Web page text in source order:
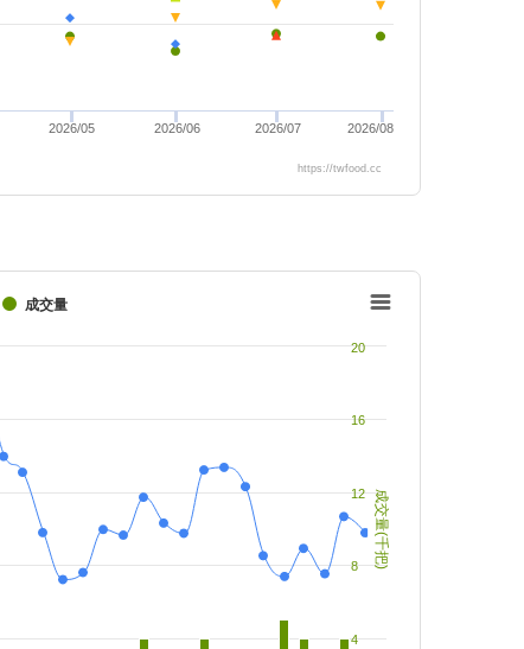
2026/05 2026/06 2026/07 2026/08
https://twfood.cc
成交量(千把)
成交量
4
8
12
16
20